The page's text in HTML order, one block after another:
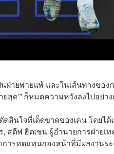
ฝ่ายพ่ายแพ้ และในเส้นทางขอ
สุด’” ก็หมดความหวังลงไปอย่า
สินใจที่เด็ดขาดของเคน โดยไ
สตีฟ ฮิตเชน ผู้อำนวยการฝ่าย
ารทดแทนกองหน้าที่มีผลงานร